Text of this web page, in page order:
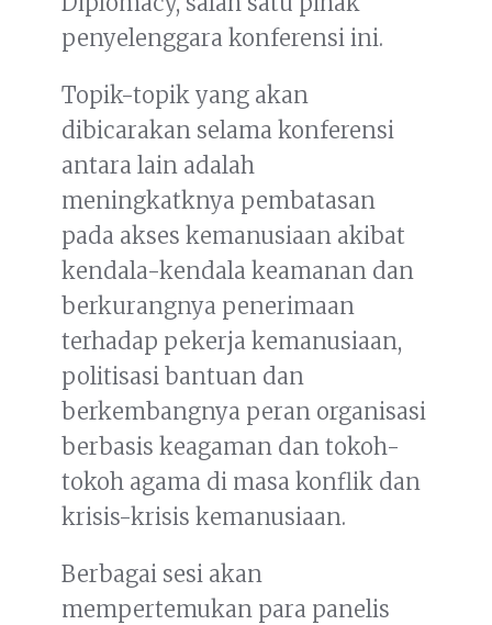
penyelenggara konferensi ini.
Topik-topik yang akan
dibicarakan selama konferensi
antara lain adalah
meningkatknya pembatasan
pada akses kemanusiaan akibat
kendala-kendala keamanan dan
berkurangnya penerimaan
terhadap pekerja kemanusiaan,
politisasi bantuan dan
berkembangnya peran organisasi
berbasis keagaman dan tokoh-
tokoh agama di masa konflik dan
krisis-krisis kemanusiaan.
Berbagai sesi akan
mempertemukan para panelis